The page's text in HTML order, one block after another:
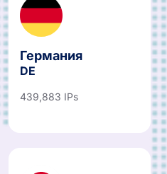
Германия
DE
439,883 IPs